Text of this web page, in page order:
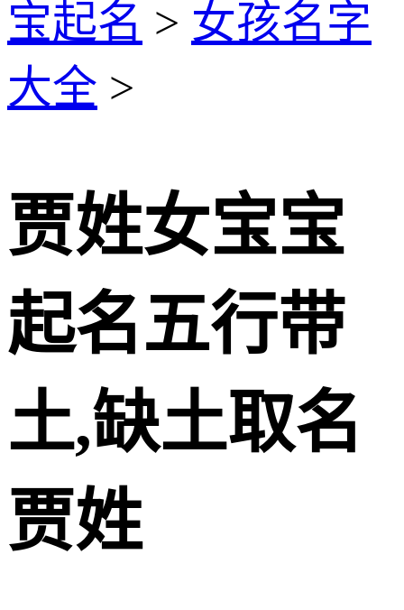
宝起名 > 女孩名字
大全 >
贾姓女宝宝
起名五行带
土,缺土取名
贾姓